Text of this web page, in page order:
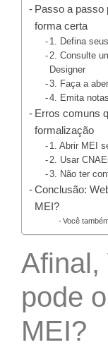
Passo a passo
forma certa
1. Defina
2. Consulte
Designer
3. Faça a
4. Emita
Erros comuns
formalização
1. Abrir MEI
2. Usar
3. Não ter
Conclusão:
MEI?
Você
Afinal,
pode
MEI?